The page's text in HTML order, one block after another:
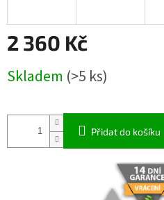
2 360 Kč
cena:
Skladem (>5 ks)
Přidat do košíku